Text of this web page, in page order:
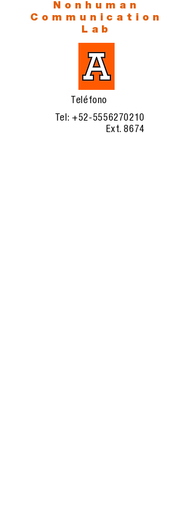
Nonhuman
Communication
Lab
Teléfono
Tel: +52-5556270210
Ext. 8674